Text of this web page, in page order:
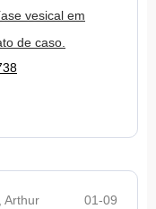
vesical em
de caso.
Arthur
01-09